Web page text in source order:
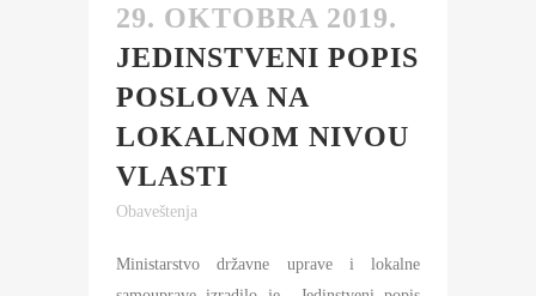
29. OKTOBRA 2019.
JEDINSTVENI POPIS
POSLOVA NA
LOKALNOM NIVOU
VLASTI
Obaveštenja
Ministarstvo državne uprave i lokalne